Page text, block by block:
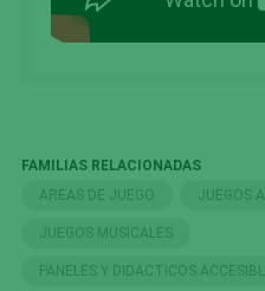
FAMILIAS RELACIONADAS
AREAS DE JUEGO
JUEGOS
JUEGOS MUSICALES
PANELES Y DIDACTICOS